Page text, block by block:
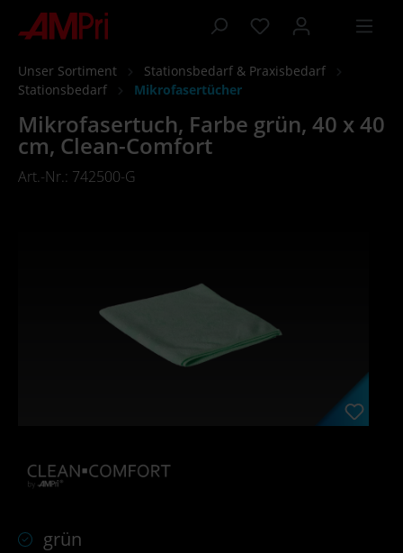
springen
Unser Sortiment
Stationsbedarf & Praxisbedarf
Stationsbedarf
Mikrofasertücher
Mikrofasertuch, Farbe grün, 40 x 40
cm, Clean-Comfort
Art.-Nr.: 742500-G
grün